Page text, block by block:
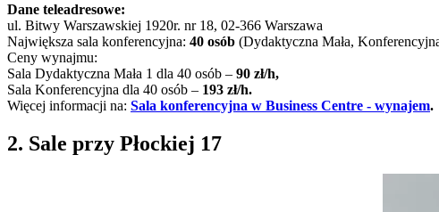
Dane teleadresowe:
ul. Bitwy Warszawskiej 1920r. nr 18, 02-366 Warszawa
Największa sala konferencyjna: 40 osób (Dydaktyczna Mała,
Ceny wynajmu:
Sala Dydaktyczna Mała 1 dla 40 osób – 90 zł/h,
Sala Konferencyjna dla 40 osób – 193 zł/h.
Więcej informacji na: Sala konferencyjna w Business Centre - wynajem.
2. Sale przy Płockiej 17